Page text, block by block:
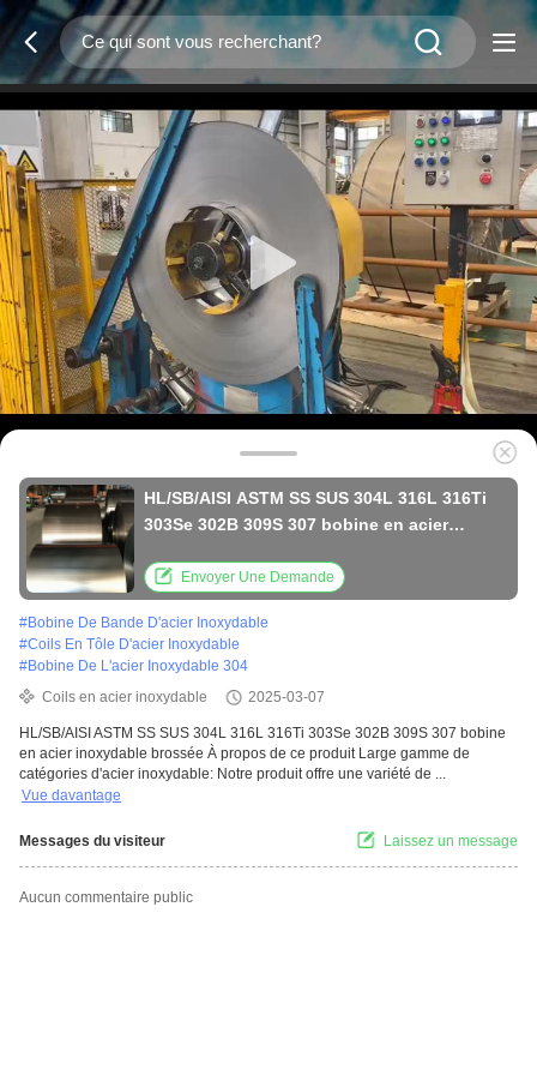
HL/SB/AISI ASTM SS SUS 304L 316L 316Ti
303Se 302B 309S 307 bobine en acier
Envoyer Une Demande
#Bobine De Bande D'acier Inoxydable
#Coils En Tôle D'acier Inoxydable
#Bobine De L'acier Inoxydable 304
Coils en acier inoxydable
2025-03-07
HL/SB/AISI ASTM SS SUS 304L 316L 316Ti 303Se 302B 309S 307 bobine
en acier inoxydable brossée À propos de ce produit Large gamme de
catégories d'acier inoxydable: Notre produit offre une variété de ...
Vue davantage
Messages du visiteur Laissez un message
Aucun commentaire public